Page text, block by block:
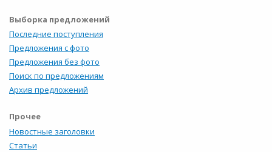
Выборка предложений
Последние поступления
Предложения с фото
Предложения без фото
Поиск по предложениям
Архив предложений
Прочее
Новостные заголовки
Статьи